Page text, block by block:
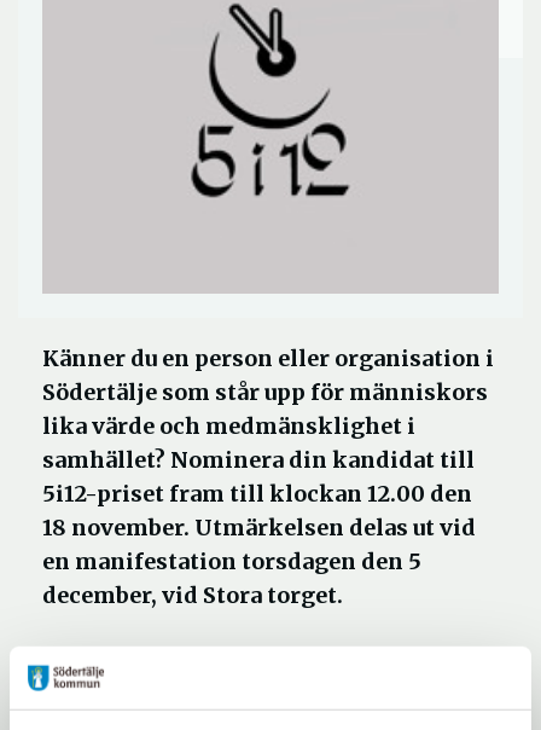
Känner du en person eller organisation i
Södertälje som står upp för människors
lika värde och medmänsklighet i
samhället? Nominera din kandidat till
5i12-priset fram till klockan 12.00 den
18 november. Utmärkelsen delas ut vid
en manifestation torsdagen den 5
december, vid Stora torget.
Du kan skicka namnet på din
kandidat via mejl till